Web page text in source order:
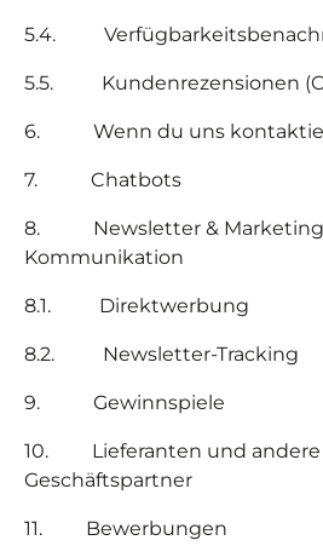
5.4.
5.5. Kundenrezensionen
6. Wenn du uns
7. Chatbots
8.
Newsletter & Marketing
Kommunikation
8.1. Direktwerbung
8.2. Newsletter-Tracking
9. Gewinnspiele
10.
Lieferanten und andere
Geschäftspartner
11. Bewerbungen